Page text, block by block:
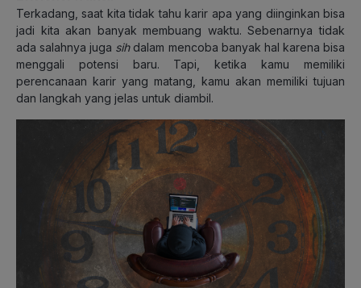
Terkadang, saat kita tidak tahu karir apa yang diinginkan bisa
jadi kita akan banyak membuang waktu. Sebenarnya tidak
ada salahnya juga sih dalam mencoba banyak hal karena bisa
menggali potensi baru. Tapi, ketika kamu memiliki
perencanaan karir yang matang, kamu akan memiliki tujuan
dan langkah yang jelas untuk diambil.